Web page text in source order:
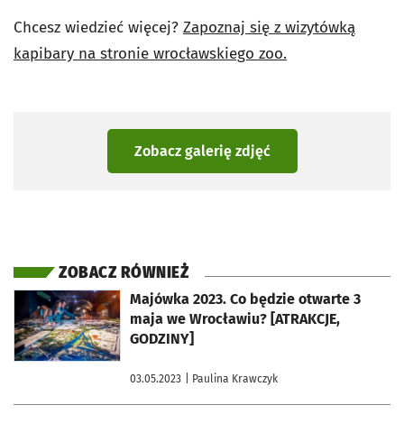
Chcesz wiedzieć więcej? Zapoznaj się z wizytówką
kapibary na stronie wrocławskiego zoo.
Zobacz galerię zdjęć
ZOBACZ RÓWNIEŻ
Majówka 2023. Co będzie otwarte 3
maja we Wrocławiu? [ATRAKCJE,
GODZINY]
03.05.2023 | Paulina Krawczyk
otworzy się w nowej karcie